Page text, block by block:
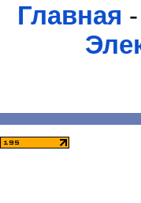
Главная -